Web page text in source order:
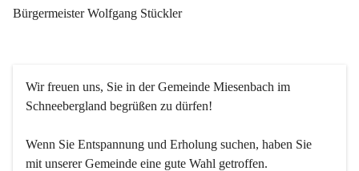
Bürgermeister Wolfgang Stückler
Wir freuen uns, Sie in der Gemeinde Miesenbach im
Schneebergland begrüßen zu dürfen!
Wenn Sie Entspannung und Erholung suchen, haben Sie
mit unserer Gemeinde eine gute Wahl getroffen.